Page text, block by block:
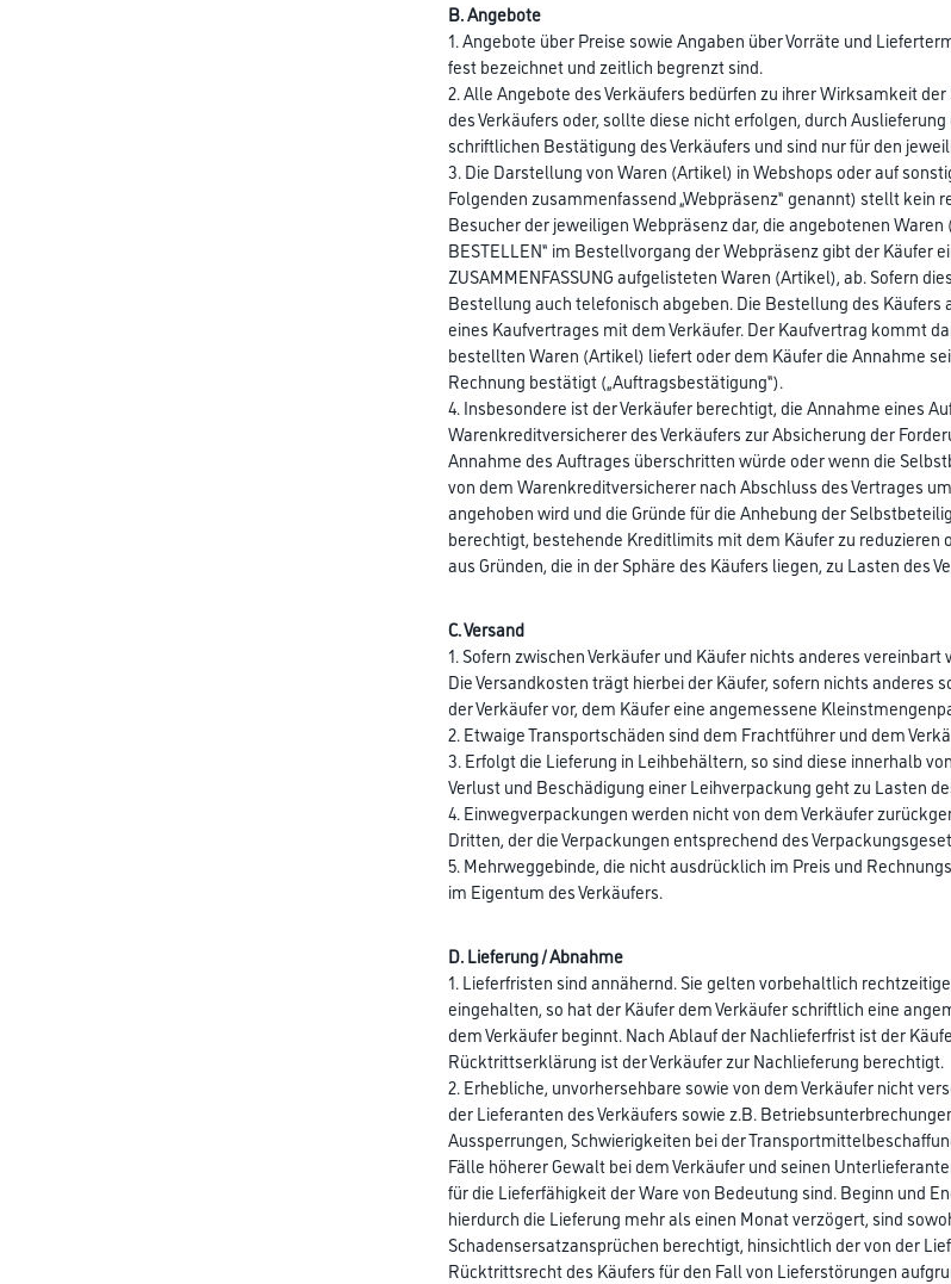
B. Angebote
1. Angebote über Preise sowie Angaben über Vorräte und
fest bezeichnet und zeitlich begrenzt sind.
2. Alle Angebote des Verkäufers bedürfen zu ihrer Wirksamkeit
des Verkäufers oder, sollte diese nicht erfolgen, durch
schriftlichen Bestätigung des Verkäufers und sind nur für den
3. Die Darstellung von Waren (Artikel) in Webshops oder auf
Folgenden zusammenfassend „Webpräsenz“ genannt) stellt
Besucher der jeweiligen Webpräsenz dar, die angebotenen
BESTELLEN“ im Bestellvorgang der Webpräsenz gibt der
ZUSAMMENFASSUNG aufgelisteten Waren (Artikel), ab. Sofern
Bestellung auch telefonisch abgeben. Die Bestellung des Käufers
eines Kaufvertrages mit dem Verkäufer. Der Kaufvertrag kommt
bestellten Waren (Artikel) liefert oder dem Käufer die Annahme
Rechnung bestätigt („Auftragsbestätigung“).
4. Insbesondere ist der Verkäufer berechtigt, die Annahme eines
Warenkreditversicherer des Verkäufers zur Absicherung der
Annahme des Auftrages überschritten würde oder wenn die
von dem Warenkreditversicherer nach Abschluss des Vertrages
angehoben wird und die Gründe für die Anhebung der
berechtigt, bestehende Kreditlimits mit dem Käufer zu
aus Gründen, die in der Sphäre des Käufers liegen, zu Lasten des
C. Versand
1. Sofern zwischen Verkäufer und Käufer nichts anderes
Die Versandkosten trägt hierbei der Käufer, sofern nichts
der Verkäufer vor, dem Käufer eine angemessene
2. Etwaige Transportschäden sind dem Frachtführer und dem
3. Erfolgt die Lieferung in Leihbehältern, so sind diese innerhalb
Verlust und Beschädigung einer Leihverpackung geht zu Lasten
4. Einwegverpackungen werden nicht von dem Verkäufer
Dritten, der die Verpackungen entsprechend des
5. Mehrweggebinde, die nicht ausdrücklich im Preis und
im Eigentum des Verkäufers.
D. Lieferung / Abnahme
1. Lieferfristen sind annähernd. Sie gelten vorbehaltlich
eingehalten, so hat der Käufer dem Verkäufer schriftlich eine
dem Verkäufer beginnt. Nach Ablauf der Nachlieferfrist ist der
Rücktrittserklärung ist der Verkäufer zur Nachlieferung berechtigt.
2. Erhebliche, unvorhersehbare sowie von dem Verkäufer nicht
der Lieferanten des Verkäufers sowie z.B.
Aussperrungen, Schwierigkeiten bei der
Fälle höherer Gewalt bei dem Verkäufer und seinen
für die Lieferfähigkeit der Ware von Bedeutung sind. Beginn und
hierdurch die Lieferung mehr als einen Monat verzögert, sind
Schadensersatzansprüchen berechtigt, hinsichtlich der von der
Rücktrittsrecht des Käufers für den Fall von Lieferstörungen